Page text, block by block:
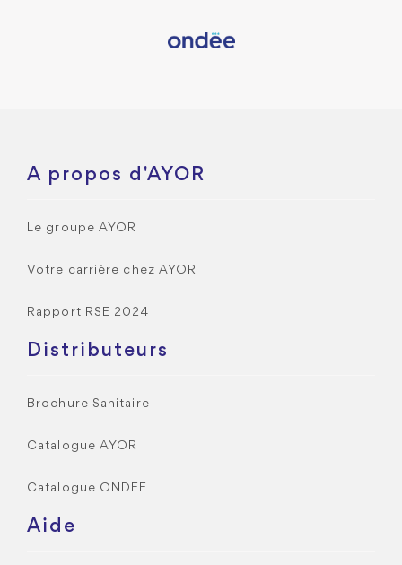
A propos d'AYOR
Le groupe AYOR
Votre carrière chez AYOR
Rapport RSE 2024
Distributeurs
Brochure Sanitaire
Catalogue AYOR
Catalogue ONDEE
Aide